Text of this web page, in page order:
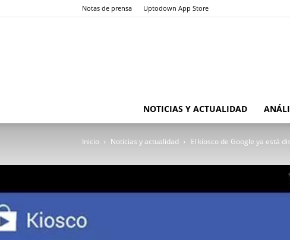
Notas de prensa Uptodown App Store
NOTICIAS Y ACTUALIDAD
Inicio Noticias y actualidad El kiosco de Google ya está